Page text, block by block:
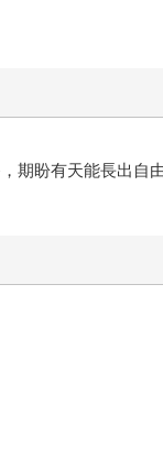
期盼有天能長出自